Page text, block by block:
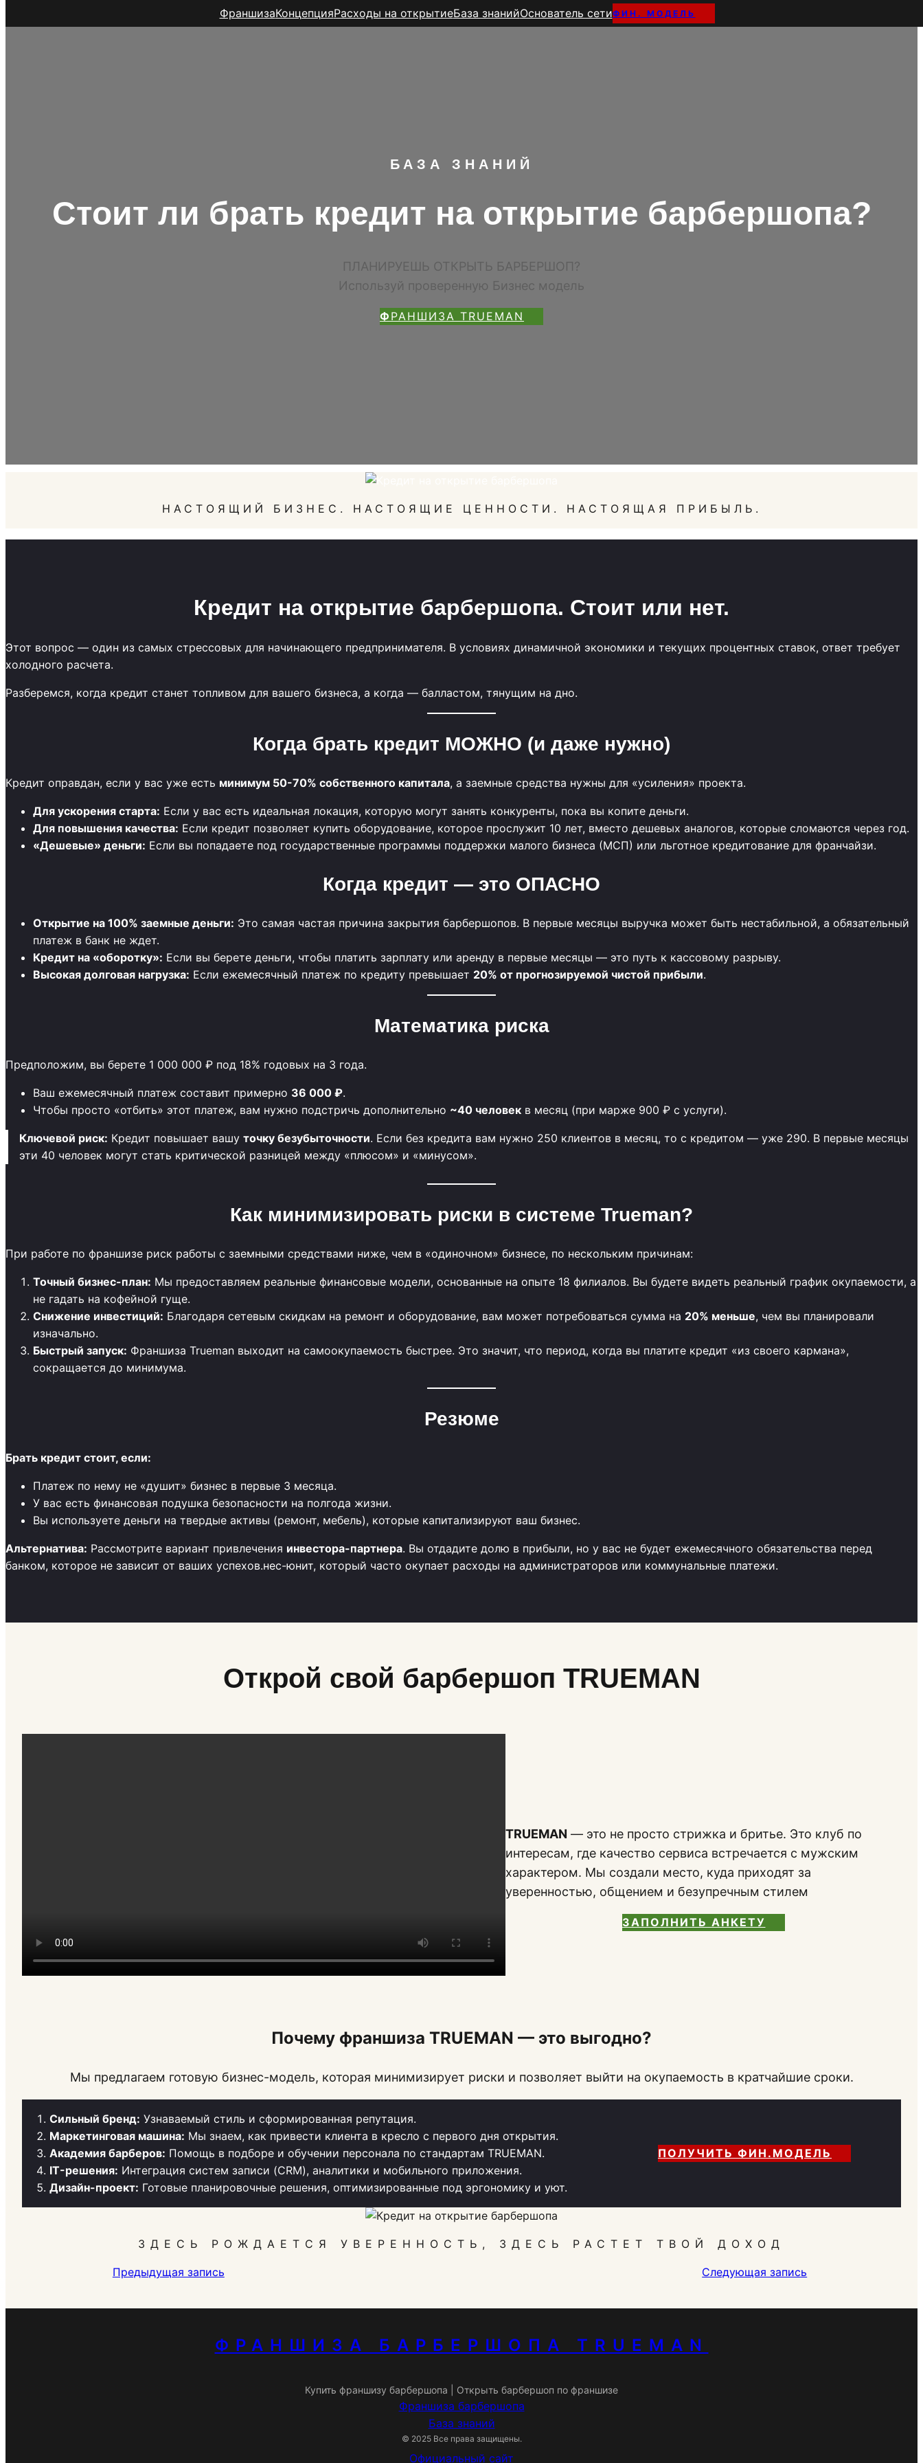
ФраншизаКонцепцияРасходы на открытиеБаза знанийОснователь сетиФИН. МОДЕЛЬ
БАЗА ЗНАНИЙ
Стоит ли брать кредит на открытие барбершопа?
ПЛАНИРУЕШЬ ОТКРЫТЬ БАРБЕРШОП?
Используй проверенную Бизнес модель
Ф РАНШИЗА TRUEMAN
НАСТОЯЩИЙ БИЗНЕС. НАСТОЯЩИЕ ЦЕННОСТИ. НАСТОЯЩАЯ ПРИБЫЛЬ.
Кредит на открытие барбершопа. Стоит или нет.
Этот вопрос — один из самых стрессовых для начинающего предпринимателя. В условиях динамичной экономики и текущих процентных ставок, ответ требует
холодного расчета.
Разберемся, когда кредит станет топливом для вашего бизнеса, а когда — балластом, тянущим на дно.
Когда брать кредит МОЖНО (и даже нужно)
Кредит оправдан, если у вас уже есть минимум 50-70% собственного капитала, а заемные средства нужны для «усиления» проекта.
Для ускорения старта: Если у вас есть идеальная локация, которую могут занять конкуренты, пока вы копите деньги.
Для повышения качества: Если кредит позволяет купить оборудование, которое прослужит 10 лет, вместо дешевых аналогов, которые сломаются через год.
«Дешевые» деньги: Если вы попадаете под государственные программы поддержки малого бизнеса (МСП) или льготное кредитование для франчайзи.
Когда кредит — это ОПАСНО
Открытие на 100% заемные деньги: Это самая частая причина закрытия барбершопов. В первые месяцы выручка может быть нестабильной, а обязательный
платеж в банк не ждет.
Кредит на «оборотку»: Если вы берете деньги, чтобы платить зарплату или аренду в первые месяцы — это путь к кассовому разрыву.
Высокая долговая нагрузка: Если ежемесячный платеж по кредиту превышает 20% от прогнозируемой чистой прибыли.
Математика риска
Предположим, вы берете 1 000 000 ₽ под 18% годовых на 3 года.
Ваш ежемесячный платеж составит примерно 36 000 ₽.
Чтобы просто «отбить» этот платеж, вам нужно подстричь дополнительно ~40 человек в месяц (при марже 900 ₽ с услуги).
Ключевой риск: Кредит повышает вашу точку безубыточности. Если без кредита вам нужно 250 клиентов в месяц, то с кредитом — уже 290. В первые месяцы
эти 40 человек могут стать критической разницей между «плюсом» и «минусом».
Как минимизировать риски в системе Trueman?
При работе по франшизе риск работы с заемными средствами ниже, чем в «одиночном» бизнесе, по нескольким причинам:
Точный бизнес-план: Мы предоставляем реальные финансовые модели, основанные на опыте 18 филиалов. Вы будете видеть реальный график окупаемости, а
не гадать на кофейной гуще.
Снижение инвестиций: Благодаря сетевым скидкам на ремонт и оборудование, вам может потребоваться сумма на 20% меньше, чем вы планировали
изначально.
Быстрый запуск: Франшиза Trueman выходит на самоокупаемость быстрее. Это значит, что период, когда вы платите кредит «из своего кармана»,
сокращается до минимума.
Резюме
Брать кредит стоит, если:
Платеж по нему не «душит» бизнес в первые 3 месяца.
У вас есть финансовая подушка безопасности на полгода жизни.
Вы используете деньги на твердые активы (ремонт, мебель), которые капитализируют ваш бизнес.
Альтернатива: Рассмотрите вариант привлечения инвестора-партнера. Вы отдадите долю в прибыли, но у вас не будет ежемесячного обязательства перед
банком, которое не зависит от ваших успехов.нес-юнит, который часто окупает расходы на администраторов или коммунальные платежи.
Открой свой барбершоп TRUEMAN
TRUEMAN — это не просто стрижка и бритье. Это клуб по
интересам, где качество сервиса встречается с мужским
характером. Мы создали место, куда приходят за
уверенностью, общением и безупречным стилем
ЗАПОЛНИТЬ АНКЕТУ
Почему франшиза TRUEMAN — это выгодно?
Мы предлагаем готовую бизнес-модель, которая минимизирует риски и позволяет выйти на окупаемость в кратчайшие сроки.
Сильный бренд: Узнаваемый стиль и сформированная репутация.
Маркетинговая машина: Мы знаем, как привести клиента в кресло с первого дня открытия.
Академия барберов: Помощь в подборе и обучении персонала по стандартам TRUEMAN.
IT-решения: Интеграция систем записи (CRM), аналитики и мобильного приложения.
Дизайн-проект: Готовые планировочные решения, оптимизированные под эргономику и уют.
ПОЛУЧИТЬ ФИН.МОДЕЛЬ
ЗДЕСЬ РОЖДАЕТСЯ УВЕРЕННОСТЬ, ЗДЕСЬ РАСТЕТ ТВОЙ ДОХОД
Предыдущая запись Следующая запись
ФРАНШИЗА БАРБЕРШОПА TRUEMAN
Купить франшизу барбершопа | Открыть барбершоп по франшизе
Франшиза барбершопа
База знаний
© 2025 Все права защищены.
Официальный сайт